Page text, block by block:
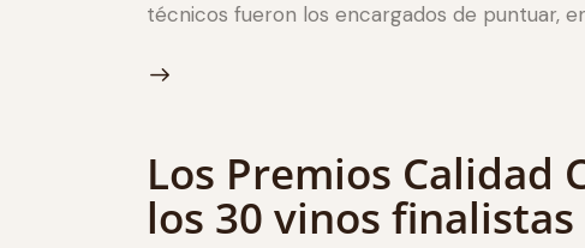
técnicos fueron los encargados de puntuar,
Los Premios Calidad
los 30 vinos finalistas